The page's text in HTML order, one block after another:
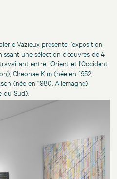
Vazieux présente l’exposition
une sélection d’œuvres de 4
entre l’Orient et l’Occident
Cheonae Kim (née en 1952,
(née en 1980, Allemagne)
du Sud).